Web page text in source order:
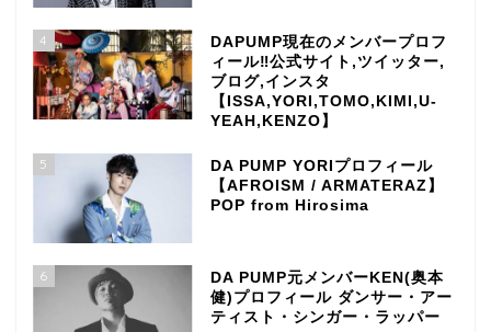
4
DAPUMP現在のメンバープロフ
ィール‼公式サイト,ツイッター,
ブログ,インスタ
【ISSA,YORI,TOMO,KIMI,U-
YEAH,KENZO】
5
DA PUMP YORIプロフィール
【AFROISM / ARMATERAZ】
POP from Hirosima
6
DA PUMP元メンバーKEN(奥本
健)プロフィール ダンサー・アー
ティスト・シンガー・ラッパー